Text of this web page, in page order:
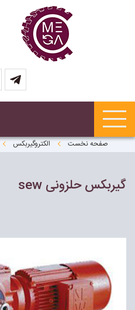
صفحه نخست الکتروگیربکس
گيربكس حلزونى sew